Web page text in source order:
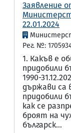
Заявление
22.01.2024
Рег. №:
1. Какъв e
придобили
1990-
държави са
придобили
как се
броят на
българск...